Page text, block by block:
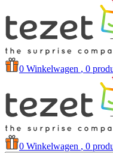
0 Winkelwagen , 0
0 Winkelwagen , 0